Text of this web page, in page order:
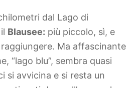
dal Lago di
Blausee: più piccolo, sì, e
Ma affascinante
“lago blu”, sembra quasi
si avvicina e si resta un